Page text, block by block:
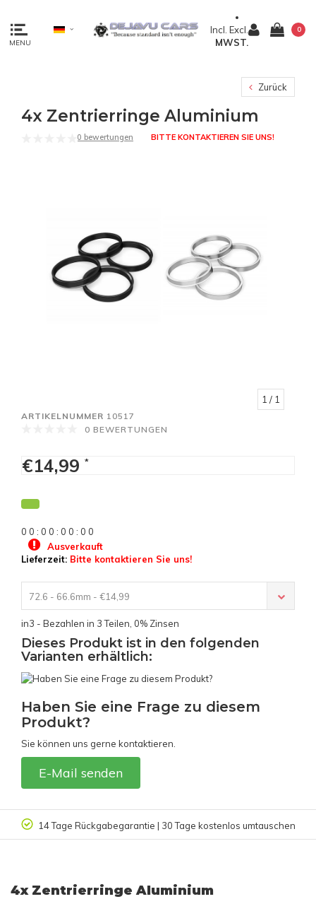
MENU
Incl. Excl.
MWST.
0
Zurück
4x Zentrierringe Aluminium
0 bewertungen BITTE KONTAKTIEREN SIE UNS!
1 / 1
ARTIKELNUMMER 10517
0 BEWERTUNGEN
€14,99 *
0 0 : 0 0 : 0 0 : 0 0
Ausverkauft
Lieferzeit: Bitte kontaktieren Sie uns!
72.6 - 66.6mm - €14,99
in3 - Bezahlen in 3 Teilen, 0% Zinsen
Dieses Produkt ist in den folgenden
Varianten erhältlich:
Haben Sie eine Frage zu diesem
Produkt?
Sie können uns gerne kontaktieren.
E-Mail senden
14 Tage Rückgabegarantie | 30 Tage kostenlos umtauschen
4x Zentrierringe Aluminium